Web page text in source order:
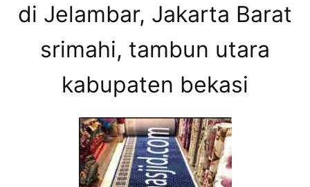
di Jelambar, Jakarta Barat
srimahi, tambun utara
kabupaten bekasi